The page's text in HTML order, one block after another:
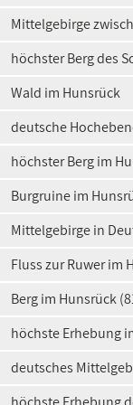
Mittelgebirge
höchster Berg des
Wald im Hunsrück
deutsche
höchster Berg im
Burgruine im
Mittelgebirge in
Fluss zur Ruwer im
Berg im Hunsrück
höchste Erhebung
deutsches